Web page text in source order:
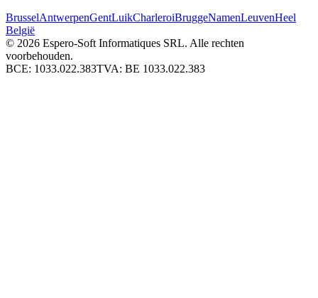
BrusselAntwerpenGentLuikCharleroiBruggeNamenLeuvenHeel
België
© 2026 Espero-Soft Informatiques SRL. Alle rechten
voorbehouden.
BCE: 1033.022.383TVA: BE 1033.022.383